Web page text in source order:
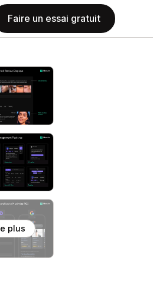
Faire un essai gratuit
plus